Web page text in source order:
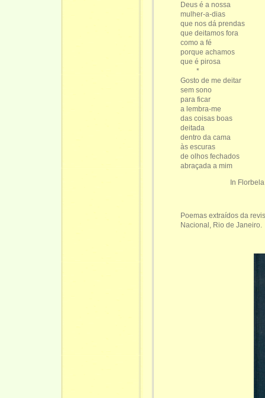
Deus é a nossa
mulher-a-dias
que nos dá prendas
que deitamos fora
como a fé
porque achamos
que é pirosa
*
Gosto de me deitar
sem sono
para ficar
a lembra-me
das coisas boas
deitada
dentro da cama
às escuras
de olhos fechados
abraçada a mim
In Florbela
Poemas extraídos da
Nacional, Rio de Janeiro.